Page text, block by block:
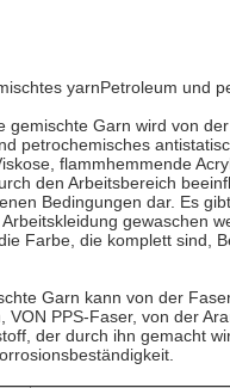
yarnPetroleum und
gemischte Garn wird von
petrochemisches
flammhemmende
den Arbeitsbereich
Bedingungen dar. Es
gewaschen
Farbe, die komplett sind,
Garn kann von der
PPS-Faser, von der
der durch ihn gemacht